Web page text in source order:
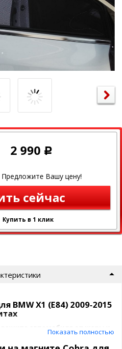
2 990 Р
Предложите Вашу цену!
сейчас
Купить в 1 клик
BMW X1 (E84) 2009-2015
автомобиля от жары и
взглядов.Показать полностью